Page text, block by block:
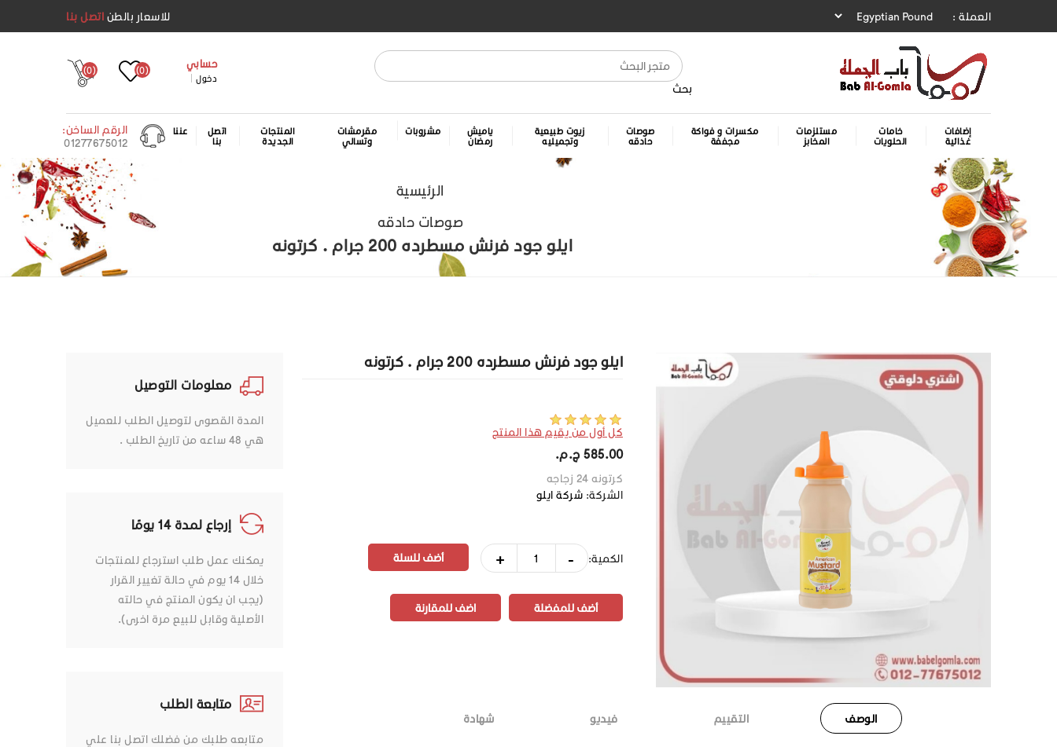
العملة : للاسعار بالطن اتصل بنا
بحث
حسابي
دخول
(0)
(0)
إضافات
غذائية
خامات
الحلويات
مستلزمات
المخابز
مكسرات و فواكة
مجففة
صوصات
حادقه
زيوت طبيعية
وتجميليه
ياميش
رمضان
مشروبات
مقرمشات
وتسالي
المنتجات
الجديدة
اتصل
بنا
عننا
الرقم الساخن:
01277675012
الرئيسية
صوصات حادقه
ايلو جود فرنش مسطرده 200 جرام . كرتونه
ايلو جود فرنش مسطرده 200 جرام . كرتونه
كل أول من يقيم هذا المنتج
585.00 ج.م.‏
كرتونه 24 زجاجه
الشركة: شركة ايلو
الكمية: -
+
أضف للمفضلة اضف للمقارنة
الوصف التقييم فيديو شهادة
معلومات التوصيل
المدة القصوى لتوصيل الطلب للعميل
هي 48 ساعه من تاريخ الطلب .
إرجاع لمدة 14 يومًا
يمكنك عمل طلب استرجاع للمنتجات
خلال 14 يوم في حالة تغيير القرار
(يجب ان يكون المنتج في حالته
الأصلية وقابل للبيع مرة اخرى).
متابعة الطلب
متابعه طلبك من فضلك اتصل بنا علي